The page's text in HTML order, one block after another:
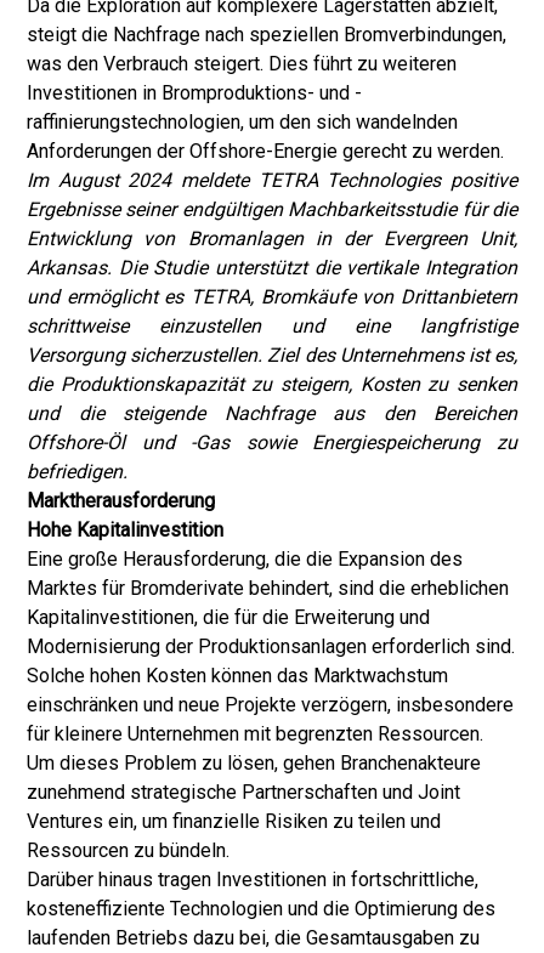
Da die Exploration auf komplexere Lagerstätten abzielt,
steigt die Nachfrage nach speziellen Bromverbindungen,
was den Verbrauch steigert. Dies führt zu weiteren
Investitionen in Bromproduktions- und -
raffinierungstechnologien, um den sich wandelnden
Anforderungen der Offshore-Energie gerecht zu werden.
Im August 2024 meldete TETRA Technologies positive
Ergebnisse seiner endgültigen Machbarkeitsstudie für die
Entwicklung von Bromanlagen in der Evergreen Unit,
Arkansas. Die Studie unterstützt die vertikale Integration
und ermöglicht es TETRA, Bromkäufe von Drittanbietern
schrittweise einzustellen und eine langfristige
Versorgung sicherzustellen. Ziel des Unternehmens ist es,
die Produktionskapazität zu steigern, Kosten zu senken
und die steigende Nachfrage aus den Bereichen
Offshore-Öl und -Gas sowie Energiespeicherung zu
befriedigen.
Marktherausforderung
Hohe Kapitalinvestition
Eine große Herausforderung, die die Expansion des
Marktes für Bromderivate behindert, sind die erheblichen
Kapitalinvestitionen, die für die Erweiterung und
Modernisierung der Produktionsanlagen erforderlich sind.
Solche hohen Kosten können das Marktwachstum
einschränken und neue Projekte verzögern, insbesondere
für kleinere Unternehmen mit begrenzten Ressourcen.
Um dieses Problem zu lösen, gehen Branchenakteure
zunehmend strategische Partnerschaften und Joint
Ventures ein, um finanzielle Risiken zu teilen und
Ressourcen zu bündeln.
Darüber hinaus tragen Investitionen in fortschrittliche,
kosteneffiziente Technologien und die Optimierung des
laufenden Betriebs dazu bei, die Gesamtausgaben zu